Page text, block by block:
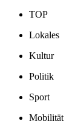
TOP
Lokales
Kultur
Politik
Sport
Mobilität